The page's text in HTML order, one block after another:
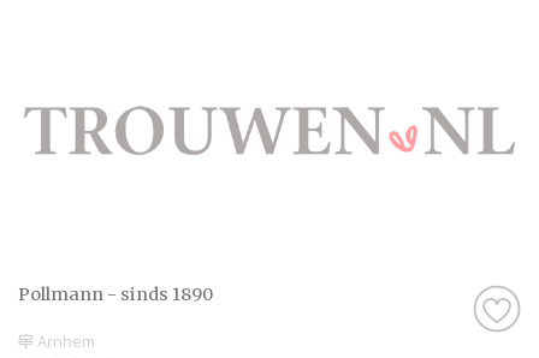
Pollmann - sinds 1890
Arnhem